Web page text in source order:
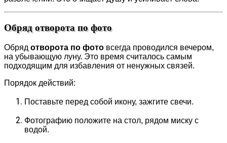
Обряд отворота по фото
Обряд отворота по фото всегда проводился вечером,
на убывающую луну. Это время считалось самым
подходящим для избавления от ненужных связей.
Порядок действий:
Поставьте перед собой икону, зажгите свечи.
Фотографию положите на стол, рядом миску с
водой.